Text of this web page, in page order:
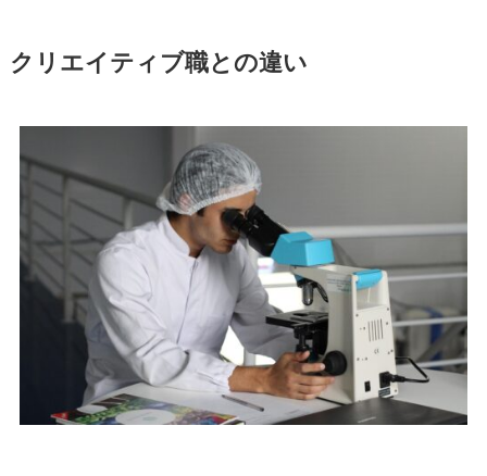
クリエイティブ職との違い